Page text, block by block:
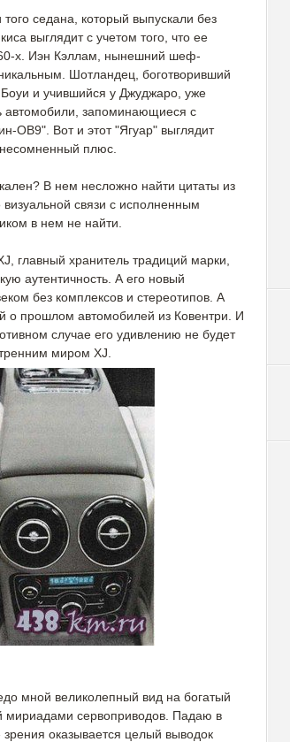
седана, который выпускали без
выглядит с учетом того, что ее
х. Иэн Кэллам, нынешний шеф-
Шотландец, боготворивший
и учившийся у Джуджаро, уже
автомобили, запоминающиеся с
ОВ9". Вот и этот "Ягуар" выглядит
плюс.
В нем несложно найти цитаты из
связи с исполненным
в нем не найти.
главный хранитель традиций марки,
аутентичность. А его новый
без комплексов и стереотипов. А
о прошлом автомобилей из Ковентри. И
случае его удивлению не будет
миром XJ.
мной великолепный вид на богатый
мириадами сервоприводов. Падаю в
оказывается целый выводок